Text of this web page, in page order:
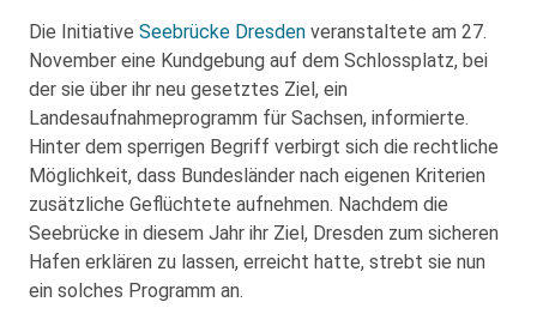
Die Initiative Seebrücke Dresden veranstaltete am 27.
November eine Kundgebung auf dem Schlossplatz, bei
der sie über ihr neu gesetztes Ziel, ein
Landesaufnahmeprogramm für Sachsen, informierte.
Hinter dem sperrigen Begriff verbirgt sich die rechtliche
Möglichkeit, dass Bundesländer nach eigenen Kriterien
zusätzliche Geflüchtete aufnehmen. Nachdem die
Seebrücke in diesem Jahr ihr Ziel, Dresden zum sicheren
Hafen erklären zu lassen, erreicht hatte, strebt sie nun
ein solches Programm an.